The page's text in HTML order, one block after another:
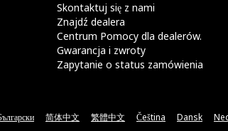
Skontaktuj się z nami
Znajdź dealera
Centrum Pomocy dla dealerów.
Gwarancja i zwroty
Zapytanie o status zamówienia
简体中文 繁體中文 Čeština Dansk